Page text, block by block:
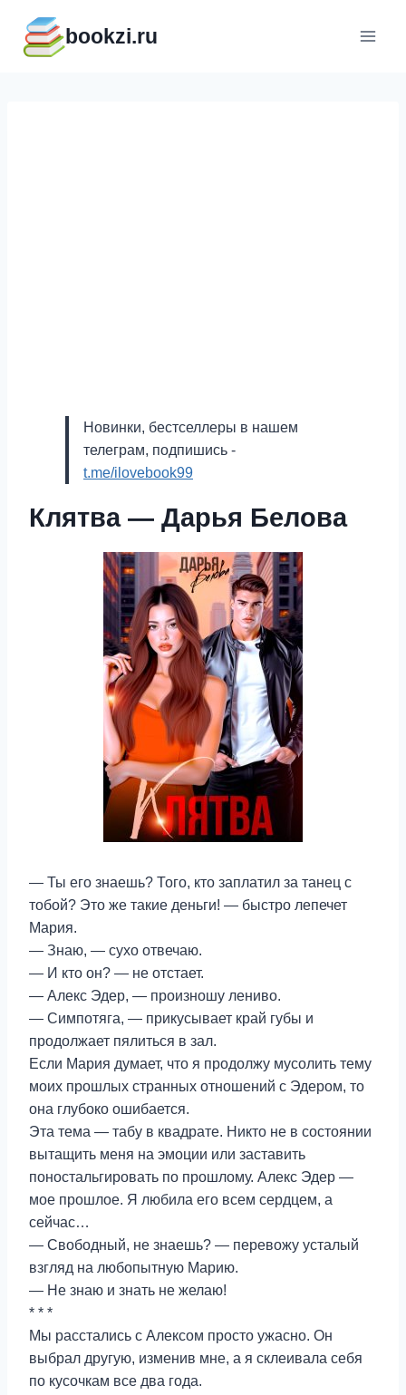
содержимому
bookzi.ru
Новинки, бестселлеры в нашем
телеграм, подпишись -
t.me/ilovebook99
Клятва — Дарья Белова
— Ты его знаешь? Того, кто заплатил за танец с
тобой? Это же такие деньги! — быстро лепечет
Мария.
— Знаю, — сухо отвечаю.
— И кто он? — не отстает.
— Алекс Эдер, — произношу лениво.
— Симпотяга, — прикусывает край губы и
продолжает пялиться в зал.
Если Мария думает, что я продолжу мусолить тему
моих прошлых странных отношений с Эдером, то
она глубоко ошибается.
Эта тема — табу в квадрате. Никто не в состоянии
вытащить меня на эмоции или заставить
поностальгировать по прошлому. Алекс Эдер —
мое прошлое. Я любила его всем сердцем, а
сейчас…
— Свободный, не знаешь? — перевожу усталый
взгляд на любопытную Марию.
— Не знаю и знать не желаю!
* * *
Мы расстались с Алексом просто ужасно. Он
выбрал другую, изменив мне, а я склеивала себя
по кусочкам все два года.